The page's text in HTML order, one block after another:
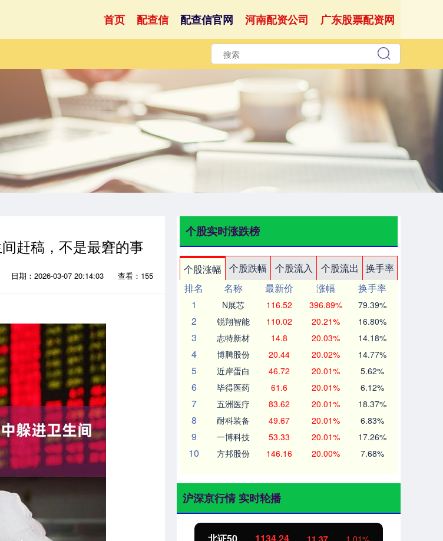
首页 配查信 配查信官网 河南配资公司 广东股票配资网
赶稿，不是最窘的事
日期：2026-03-07 20:14:03 查看：155
个股实时涨跌榜
个股涨幅 个股跌幅 个股流入 个股流出
换手率
排名
名称 最新价 涨幅
换手率
1
N展芯 116.52 396.89% 79.39%
2 锐翔智能 110.02 20.21% 16.80%
3 志特新材 14.8 20.03% 14.18%
4 博腾股份 20.44 20.02% 14.77%
5 近岸蛋白 46.72 20.01% 5.62%
6 毕得医药 61.6 20.01% 6.12%
7 五洲医疗 83.62 20.01% 18.37%
8 耐科装备 49.67 20.01% 6.83%
9 一博科技 53.33 20.01% 17.26%
10 方邦股份 146.16 20.00% 7.68%
沪深京行情 实时轮播
11.37 1.01%